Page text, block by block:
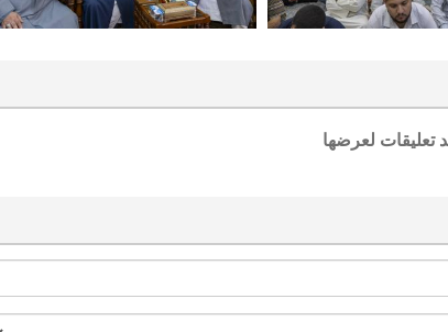
تعليقات لعرضها